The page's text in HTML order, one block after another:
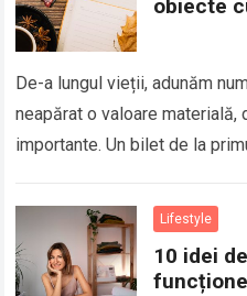
obiecte
De-a lungul vieții, adunăm
neapărat o valoare
importante. Un bilet de la
Lifestyle
10 idei